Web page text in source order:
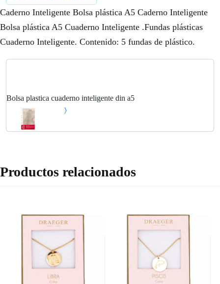
Caderno Inteligente Bolsa plástica A5 Caderno Inteligente
Bolsa plástica A5 Cuaderno Inteligente .Fundas plásticas
Cuaderno Inteligente. Contenido: 5 fundas de plástico.
Bolsa plastica cuaderno inteligente din a5
Productos relacionados